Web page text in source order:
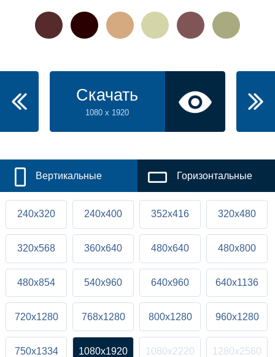
Скачать
1080 x 1920
Вертикальные Горизонтальные
240x320 240x400 352x416 320x480
320x568 360x640 480x640 480x800
480x854 540x960 640x960 640x1136
720x1280 768x1280 800x1280 960x1280
750x1334 1080x1920 1080x2220 1280x2560